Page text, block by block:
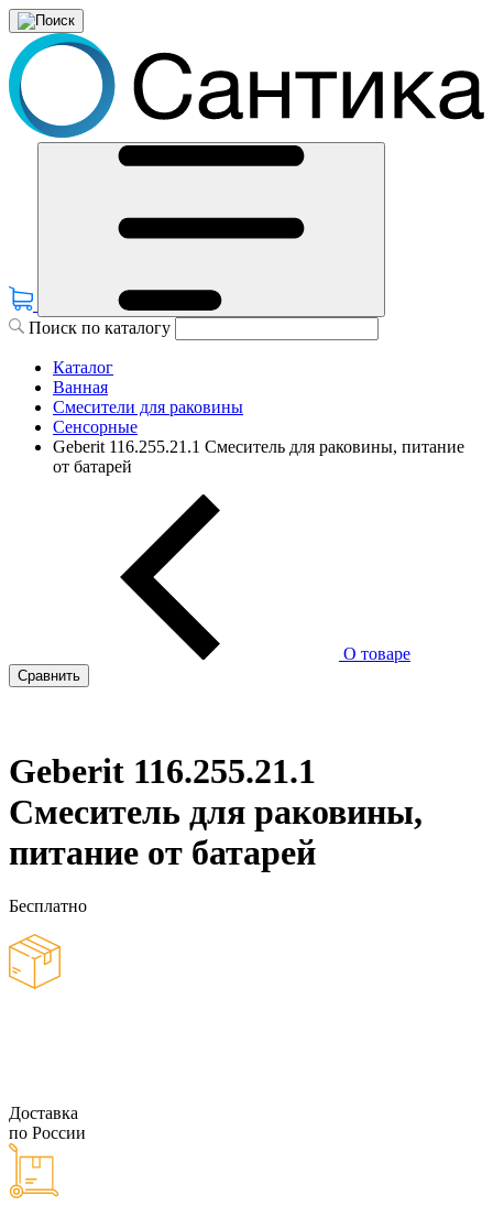
Поиск по каталогу
Каталог
Ванная
Смесители для раковины
Сенсорные
Geberit 116.255.21.1 Смеситель для раковины, питание
от батарей
О товаре
Сравнить
Geberit 116.255.21.1
Смеситель для раковины,
питание от батарей
Бесплатно
Доставка
по России